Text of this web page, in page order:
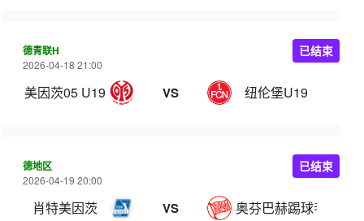
德青联H
2026-04-18 21:00
美因茨05 U19 VS 纽伦堡U19
已结束
德地区
2026-04-19 20:00
肖特美因茨 VS 奥芬巴赫踢球者
已结束